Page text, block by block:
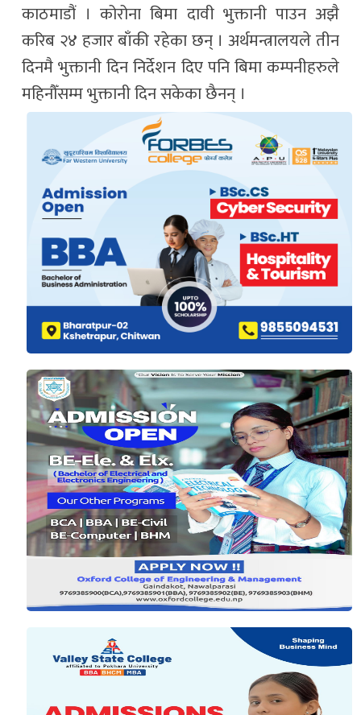
काठमाडौं । कोरोना बिमा दावी भुक्तानी पाउन अझै
करिब २४ हजार बाँकी रहेका छन् । अर्थमन्त्रालयले तीन
दिनमै भुक्तानी दिन निर्देशन दिए पनि बिमा कम्पनीहरुले
महिनौँसम्म भुक्तानी दिन सकेका छैनन् ।